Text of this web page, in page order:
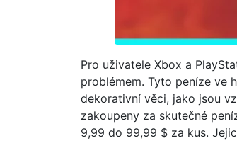
Pro uživatele Xbox a
problémem. Tyto peníze ve
dekorativní věci, jako jsou
zakoupeny za skutečné
9,99 do 99,99 $ za kus.